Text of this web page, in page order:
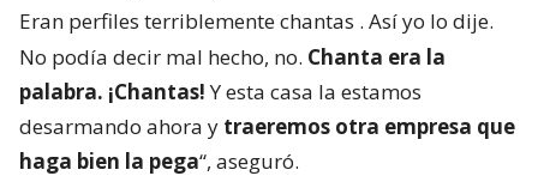
Eran perfiles terriblemente chantas . Así yo lo dije.
No podía decir mal hecho, no. Chanta era la
palabra. ¡Chantas!Y esta casa la estamos
desarmando ahora y traeremos otra empresa que
haga bien la pega“, aseguró.